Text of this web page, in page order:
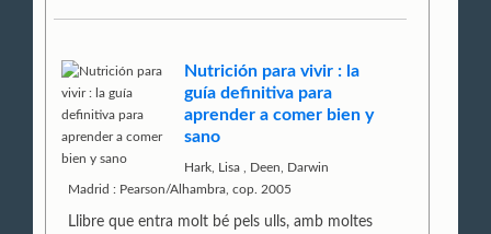
Nutrición para vivir : la
guía definitiva para
aprender a comer bien y
sano
Hark, Lisa
Deen, Darwin
Madrid : Pearson/Alhambra, cop. 2005
Llibre que entra molt bé pels ulls, amb moltes